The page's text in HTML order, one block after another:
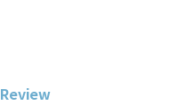
Review